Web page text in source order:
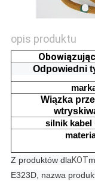
opis produktu
Odpowiedni
Wiązka
silnik kabel
Z produktów dlaKOT
E323D, nazwa